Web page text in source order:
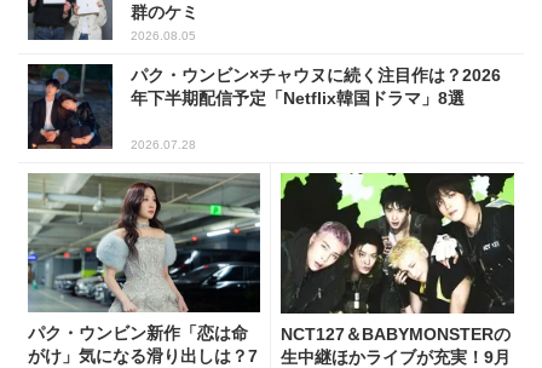
群のケミ
2026.08.05
パク・ウンビン×チャウヌに続く注目作は？2026
年下半期配信予定「Netflix韓国ドラマ」8選
2026.07.28
パク・ウンビン新作「恋は命
がけ」気になる滑り出しは？7
NCT127＆BABYMONSTERの
生中継ほかライブが充実！9月